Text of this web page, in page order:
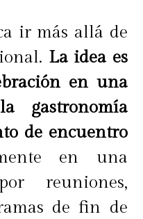
ir más allá de
La idea es
en una
gastronomía
de encuentro
en una
reuniones,
de fin de